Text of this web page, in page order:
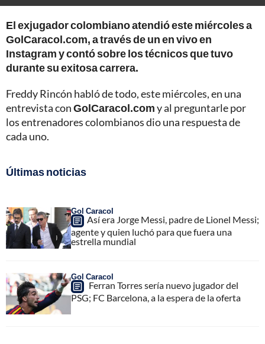
El exjugador colombiano atendió este miércoles a
GolCaracol.com, a través de un en vivo en
Instagram y contó sobre los técnicos que tuvo
durante su exitosa carrera.
Freddy Rincón habló de todo, este miércoles, en una
entrevista conGolCaracol.comy al preguntarle por
los entrenadores colombianos dio una respuesta de
cada uno.
Últimas noticias
Gol Caracol
Así era Jorge Messi, padre de Lionel Messi;
agente y quien luchó para que fuera una
estrella mundial
Gol Caracol
Ferran Torres sería nuevo jugador del
PSG; FC Barcelona, a la espera de la oferta